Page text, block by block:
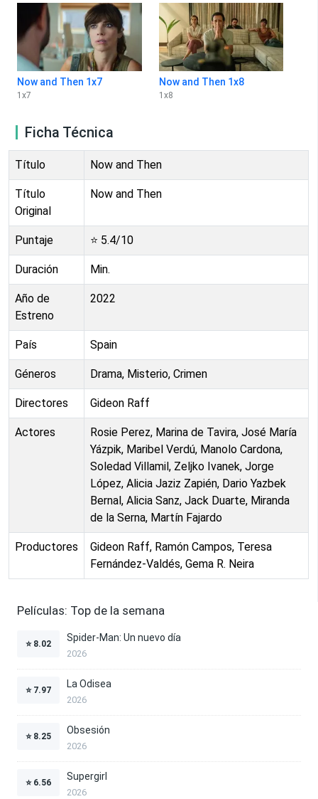
Now and Then 1x7
1 x7
Now and Then 1x8
1 x8
Ficha Técnica
Título Now and Then
Título
Original
Now and Then
Puntaje ⭐ 5.4/10
Duración Min.
Año de
Estreno
2022
País Spain
Géneros Drama, Misterio, Crimen
Directores Gideon Raff
Actores
Rosie Perez, Marina de Tavira, José María
Yázpik, Maribel Verdú, Manolo Cardona,
Soledad Villamil, Zeljko Ivanek, Jorge
López, Alicia Jaziz Zapién, Dario Yazbek
Bernal, Alicia Sanz, Jack Duarte, Miranda
de la Serna, Martín Fajardo
Productores
Gideon Raff, Ramón Campos, Teresa
Fernández-Valdés, Gema R. Neira
Películas: Top de la semana
⭐ 8.02
Spider-Man: Un nuevo día
2026
⭐ 7.97
La Odisea
2026
⭐ 8.25
Obsesión
2026
⭐ 6.56
Supergirl
2026